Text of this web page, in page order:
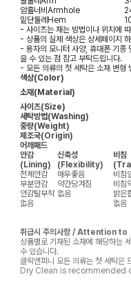
암홀너비Armhole
밑단둘레Hem
- 사이즈는 재는 방법이나 위치에
- 상품의 실제 색상은 상세페이지
- 용자의 모니터 사양, 휴대폰 기종
을 수 있는 점 참고 부탁드립니다.
- 모든 의류의 첫 세탁은 소재 변형
색상(Color)
소재(Material)
사이즈(Size)
세탁방법(Washing)
중량(Weight)
제조국(Origin)
어깨패드
안감
(Lining)
신축성
(Flexibility)
비침
전체안감
매우좋음 비침
부분안감
약간당겨짐 비침
안감탈부착 없음 밝은
없음
없음
취급시 주의사항 / Attention to
상품별로 기재된 소재에 해당하는
수 있습니다.
클릭앤퍼니 모든 의류는 첫 세탁은
Dry Clean is recommended